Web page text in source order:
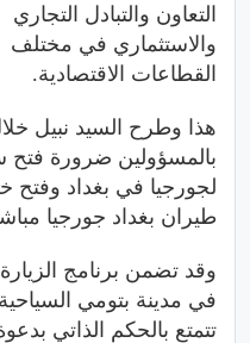
التعاون والتبادل التجاري
والاستثماري في مختلف
القطاعات الاقتصادية.
هذا وطرح السيد نبيل
بالمسؤولين ضرورة فتح
لجورجيا في بغداد وفتح
طيران بغداد جورجيا
وقد تضمن برنامج الزيارة
في مدينة بتومي السياحية
تتمتع بالحكم الذاتي